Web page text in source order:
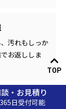
汚れもしっか
お返ししま
・お見積り
日受付可能
TOP